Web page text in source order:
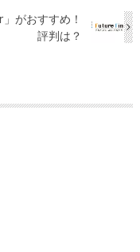
がおすすめ！
評判は？